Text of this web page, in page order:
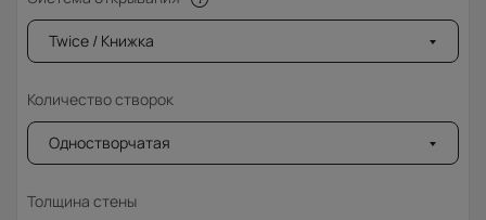
Twice / Книжка
Количество створок
Одностворчатая
Толщина стены